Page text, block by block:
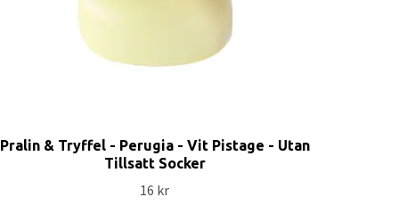
Pralin & Tryffel - Perugia - Vit Pistage - Utan
Tillsatt Socker
16 kr